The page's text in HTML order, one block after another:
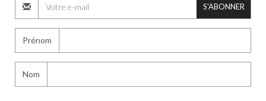
S'ABONNER
Prénom
Nom